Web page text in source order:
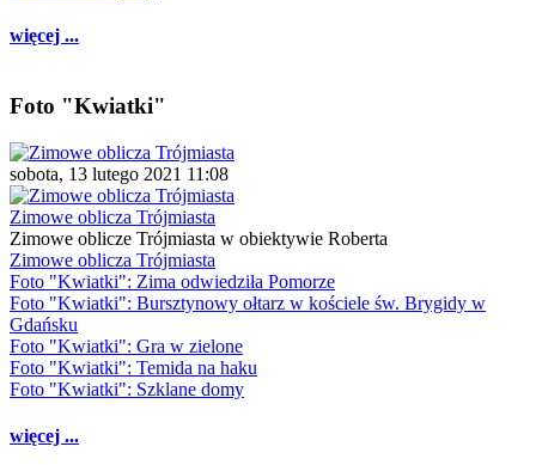
więcej ...
Foto "Kwiatki"
sobota, 13 lutego 2021 11:08
Zimowe oblicza Trójmiasta
Zimowe oblicze Trójmiasta w obiektywie Roberta
Zimowe oblicza Trójmiasta
Foto "Kwiatki": Zima odwiedziła Pomorze
Foto "Kwiatki": Bursztynowy ołtarz w kościele św. Brygidy w
Gdańsku
Foto "Kwiatki": Gra w zielone
Foto "Kwiatki": Temida na haku
Foto "Kwiatki": Szklane domy
więcej ...